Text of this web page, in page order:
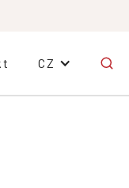
CZ